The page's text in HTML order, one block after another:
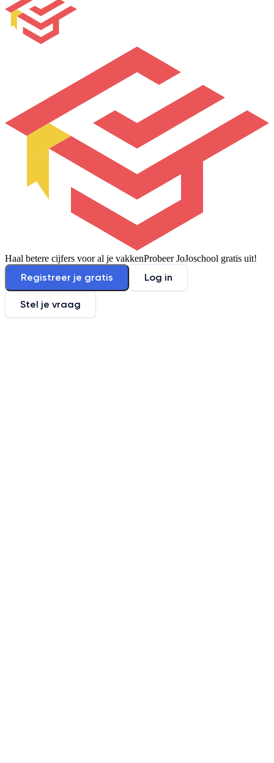
Haal betere cijfers voor al je vakkenProbeer JoJoschool gratis uit!
Registreer je gratis Log in
Stel je vraag